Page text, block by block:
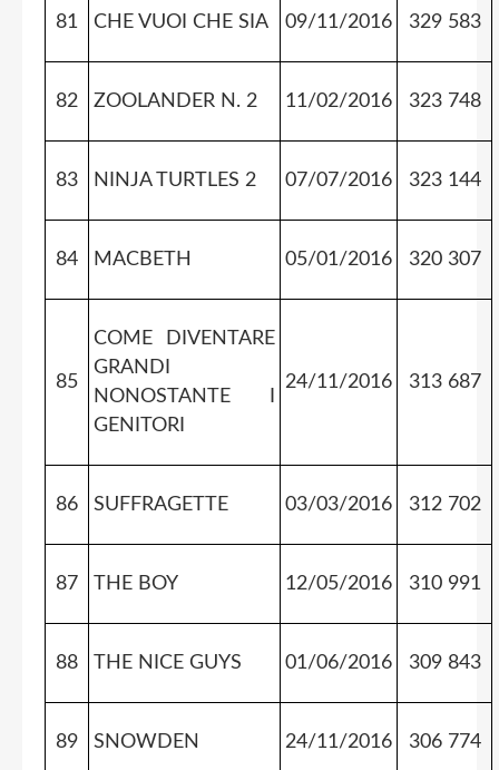
81 CHE VUOI CHE SIA 09/11/2016 329 583
82 ZOOLANDER N. 2 11/02/2016 323 748
83 NINJA TURTLES 2 07/07/2016 323 144
84 MACBETH 05/01/2016 320 307
85
COME DIVENTARE
GRANDI
NONOSTANTE I
GENITORI
24/11/2016 313 687
86 SUFFRAGETTE 03/03/2016 312 702
87 THE BOY 12/05/2016 310 991
88 THE NICE GUYS 01/06/2016 309 843
89 SNOWDEN 24/11/2016 306 774